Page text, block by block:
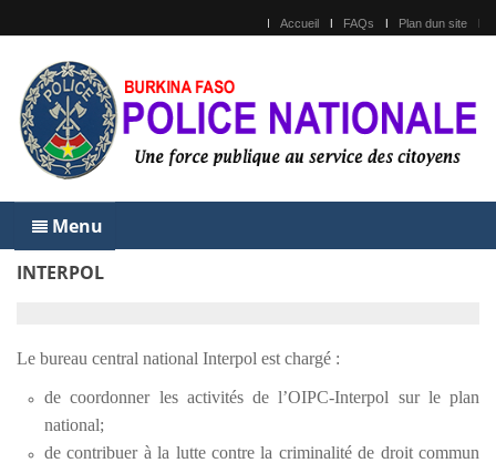
Accueil FAQs Plan dun site
Menu
INTERPOL
Le bureau central national Interpol est chargé :
de coordonner les activités de l’OIPC-Interpol sur le plan
national;
de contribuer à la lutte contre la criminalité de droit commun